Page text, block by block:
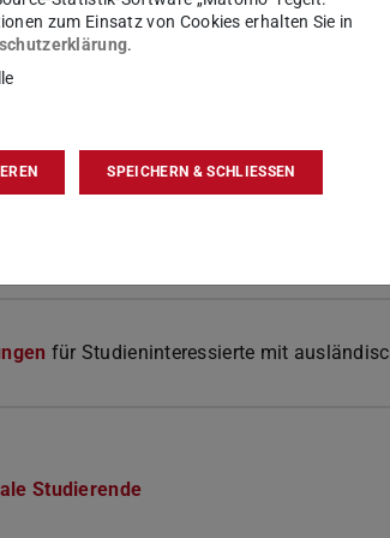
Literatur in Englisch zu lesen und
bestimmte berufliche
für Studieninteressierte mit
Studierende
zum Einsatz von Cookies erhalten Sie in
.
SPEICHERN & SCHLIESSEN